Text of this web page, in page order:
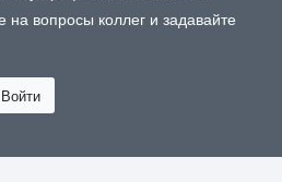
на вопросы коллег и задавайте
Войти